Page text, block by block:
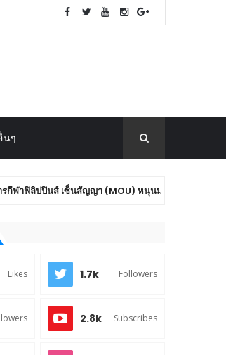
นๆ
นสัญญา (MOU) หนุนมวยโลก
Likes 1.7k Followers
2.8k Subscribes